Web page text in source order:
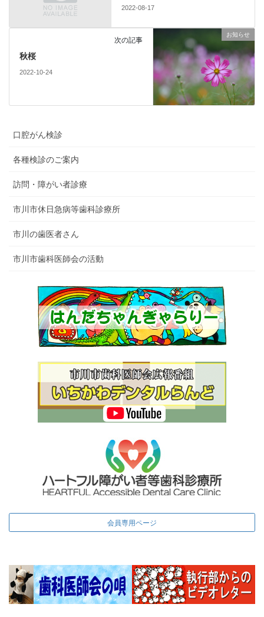
2022-08-17
お知らせ
次の記事
秋桜
2022-10-24
口腔がん検診
各種検診のご案内
訪問・障がい者診療
市川市休日急病等歯科診療所
市川の歯医者さん
市川市歯科医師会の活動
会員専用ページ